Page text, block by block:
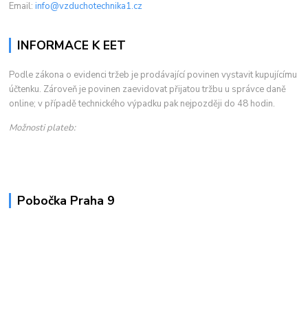
Email:info@vzduchotechnika1.cz
INFORMACE K EET
Podle zákona o evidenci tržeb je prodávající povinen vystavit kupujícímu
účtenku. Zároveň je povinen zaevidovat přijatou tržbu u správce daně
online; v případě technického výpadku pak nejpozději do 48 hodin.
Možnosti plateb:
Pobočka Praha 9